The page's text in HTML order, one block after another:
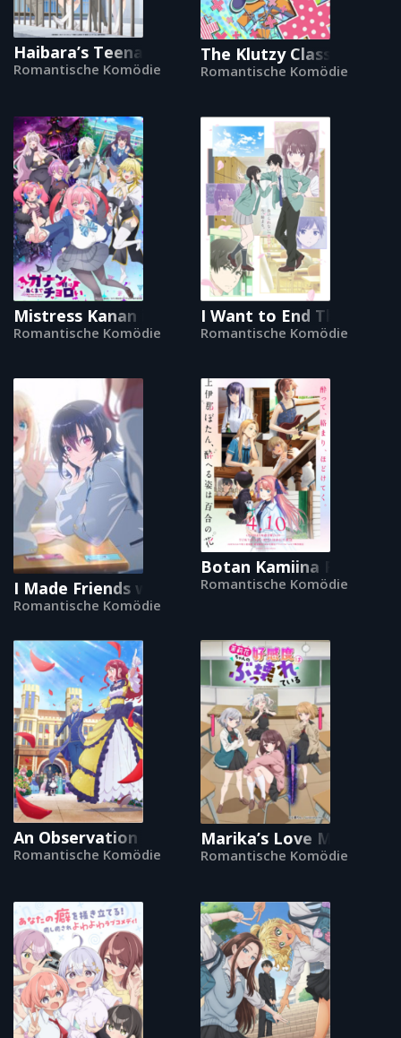
Haibara’s Teenage New Game+
Romantische Komödie
The Klutzy Class
Romantische Komödie
Mistress Kanan is Devilishly Easy
Romantische Komödie
I Want to End This Love
Romantische Komödie
I Made Friends with the Second Prettiest Girl in
Romantische Komödie
Botan Kamiina Fully
Romantische Komödie
An Observation Log of My Fiancée Who Calls
Romantische Komödie
Marika’s Love Meter
Romantische Komödie